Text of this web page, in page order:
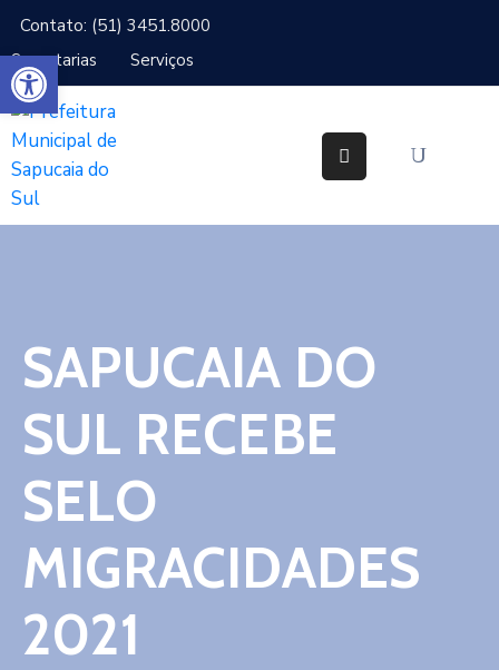
Contato: (51) 3451.8000
Secretarias
Serviços
Cidade
Gabinetes
Secretarias
IPTU
Ouvidoria
Contato
SAPUCAIA DO
SUL RECEBE
SELO
MIGRACIDADES
2021
Abrir a barra de ferramentas